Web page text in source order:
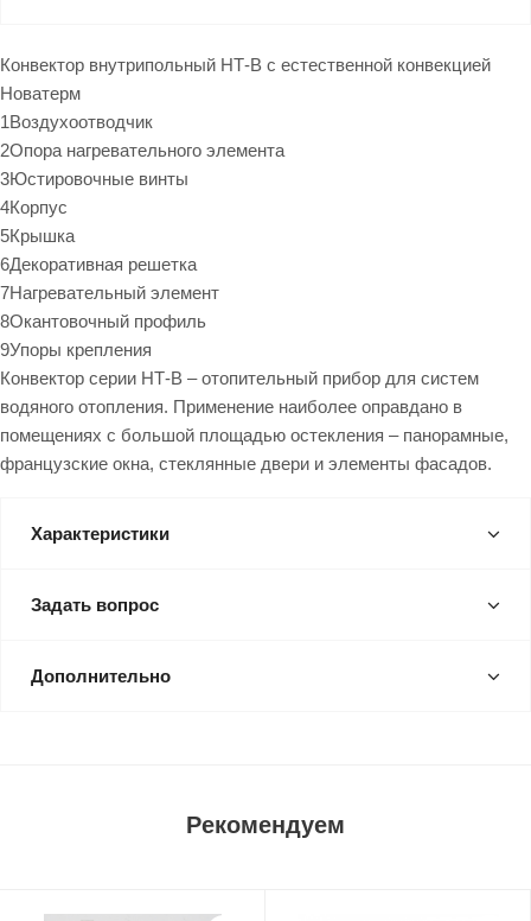
Конвектор внутрипольный НТ-В с естественной конвекцией
Новатерм
1Воздухоотводчик
2Опора нагревательного элемента
3Юстировочные винты
4Корпус
5Крышка
6Декоративная решетка
7Нагревательный элемент
8Окантовочный профиль
9Упоры крепления
Конвектор серии НТ-В – отопительный прибор для систем
водяного отопления. Применение наиболее оправдано в
помещениях с большой площадью остекления – панорамные,
французские окна, стеклянные двери и элементы фасадов.
Характеристики
Задать вопрос
Дополнительно
Рекомендуем